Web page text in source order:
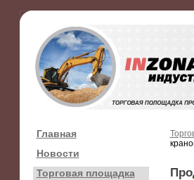
Главная
Новости
Торговая площадка